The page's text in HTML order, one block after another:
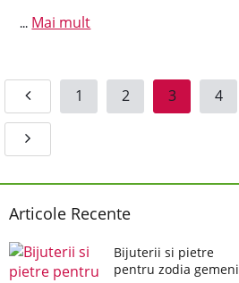
... Mai mult
1 2 3 4
Articole Recente
Bijuterii si pietre
pentru zodia gemeni